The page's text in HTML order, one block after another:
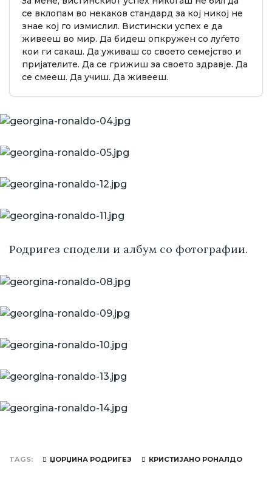
се вклопам во некаков стандард за кој никој не
знае кој го измислил. Вистински успех е да
живееш во мир. Да бидеш опкружен со луѓето
кои ги сакаш. Да уживаш со своето семејство и
пријателите. Да се грижиш за своето здравје. Да
се смееш. Да учиш. Да живееш.
Родригез сподели и албум со фотографии.
TAGS ЏОРЏИНА РОДРИГЕЗ КРИСТИЈАНО РОНАЛДО